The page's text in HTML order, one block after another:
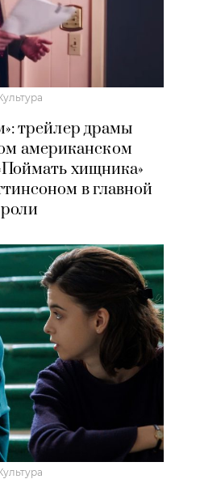
трейлер драмы
американском
хищника»
в главной
роли